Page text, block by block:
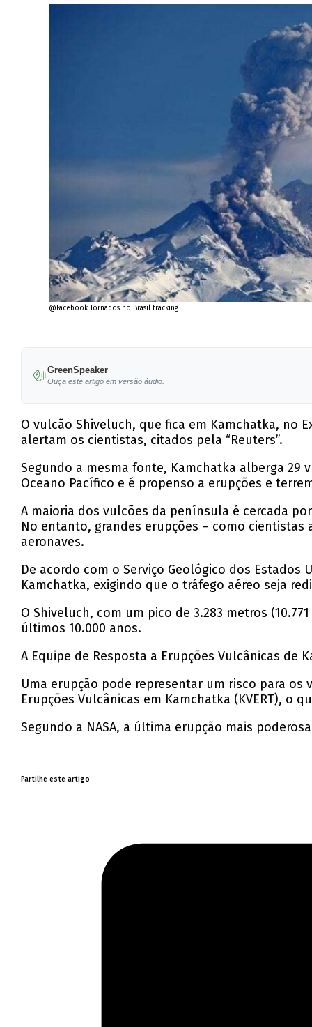
@Facebook Tornados no Brasil tracking
GreenSpeaker
Ouça este artigo em versão áudio.
O vulcão Shiveluch, que fica em Kamchatka, no
alertam os cientistas, citados pela “Reuters”.
Segundo a mesma fonte, Kamchatka alberga 29
Oceano Pacífico e é propenso a erupções e
A maioria dos vulcões da península é cercada
No entanto, grandes erupções – como cientistas
aeronaves.
De acordo com o Serviço Geológico dos
Kamchatka, exigindo que o tráfego aéreo seja
O Shiveluch, com um pico de 3.283 metros
últimos 10.000 anos.
A Equipe de Resposta a Erupções Vulcânicas de
Uma erupção pode representar um risco para os
Erupções Vulcânicas em Kamchatka (KVERT), o
Segundo a NASA, a última erupção mais
Partilhe este artigo